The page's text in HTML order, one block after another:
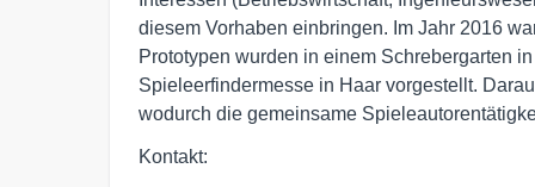
diesem Vorhaben einbringen. Im Jahr 2016
Prototypen wurden in einem Schrebergarten
Spieleerfindermesse in Haar vorgestellt.
wodurch die gemeinsame
Kontakt: